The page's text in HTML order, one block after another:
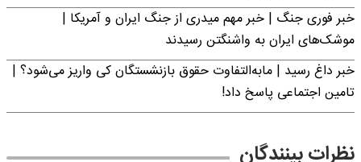
خبر فوری جنگ | خبر مهم میدری از جنگ ایران و آمریکا |
موشک‌های ایران به واشنگتن رسیدند
خبر داغ رسید | مابه‌التفاوت حقوق بازنشستگان کی واریز می‌شود؟ |
تامین اجتماعی پاسخ داد!
نظرات بینندگان